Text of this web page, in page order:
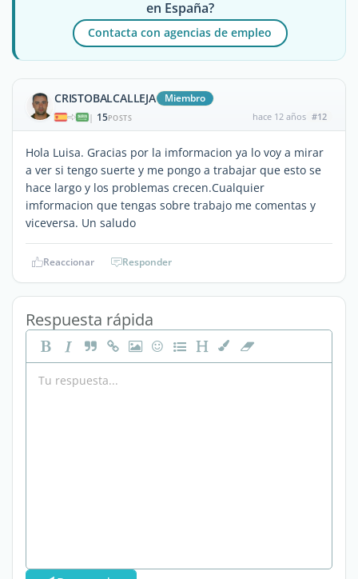
en España?
Contacta con agencias de empleo
CRISTOBALCALLEJA Miembro
| 15POSTS hace 12 años #12
Hola Luisa. Gracias por la imformacion ya lo voy a mirar
a ver si tengo suerte y me pongo a trabajar que esto se
hace largo y los problemas crecen.Cualquier
imformacion que tengas sobre trabajo me comentas y
viceversa. Un saludo
Reaccionar Responder
Respuesta rápida